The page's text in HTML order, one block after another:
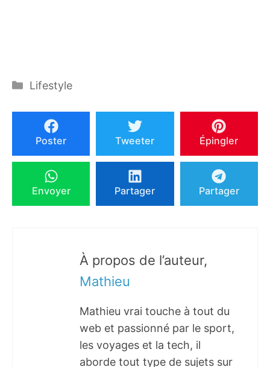
Catégories
Lifestyle
Poster Tweeter Épingler
Envoyer Partager Partager
À propos de l’auteur,
Mathieu
Mathieu vrai touche à tout du
web et passionné par le sport,
les voyages et la tech, il
aborde tout type de sujets sur